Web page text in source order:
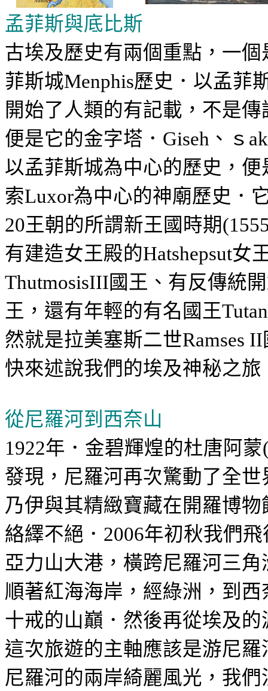
孟菲斯與底比斯
古埃及歷史有兩個重點，一
菲斯城Menphis歷史．以孟菲
開始了人類的有記載，不是
便是它的金字塔． Giseh 、ｓ
以孟菲斯城為中心的歷史，
索Luxor為中心的神廟歷史．
20王朝的所謂新王國時期
有建造女王殿的Hatshepsut女
ThutmosisIII國王、有反傳統
王，還有年輕的有名國王
然就是拉美塞斯二世Ramses II
快來述說我們的埃及神秘之旅
從尼羅河到西奈山
1922年．金碧輝煌的杜唐阿蒙
發現，尼羅河再次驚動了全
乃伊與其精緻寶藏在開羅博
絡繹不絕． 2006年初秋我們
亞力山大港，橫跨尼羅河三
順著紅海海岸，經綠洲，到
十戒的山巔．然後再從埃及
這次旅遊的主軸應該是游尼
尼羅河的兩岸綺麗風光，我